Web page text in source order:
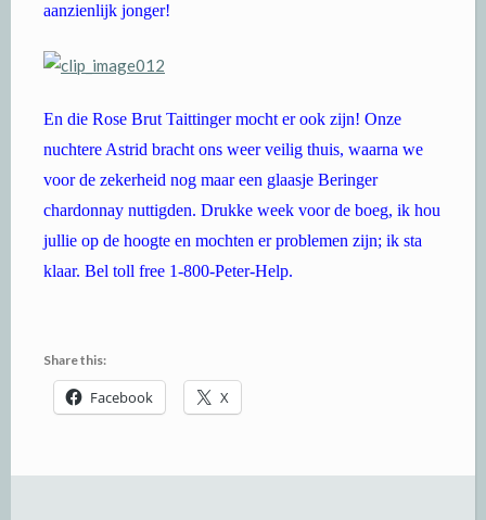
aanzienlijk jonger!
En die Rose Brut Taittinger mocht er ook zijn! Onze
nuchtere Astrid bracht ons weer veilig thuis, waarna we
voor de zekerheid nog maar een glaasje Beringer
chardonnay nuttigden. Drukke week voor de boeg, ik hou
jullie op de hoogte en mochten er problemen zijn; ik sta
klaar. Bel toll free 1-800-Peter-Help.
Share this:
Facebook X